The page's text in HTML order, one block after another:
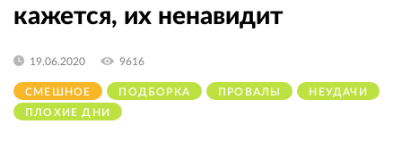
кажется, их ненавидит
СМЕШНОЕ ПОДБОРКА ПРОВАЛЫ
НЕУДАЧИ
ПЛОХИЕ ДНИ
19.06.2020 9616